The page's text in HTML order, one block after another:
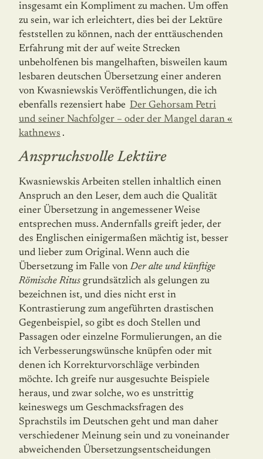
insgesamt ein Kompliment zu machen. Um offen
zu sein, war ich erleichtert, dies bei der Lektüre
feststellen zu können, nach der enttäuschenden
Erfahrung mit der auf weite Strecken
unbeholfenen bis mangelhaften, bisweilen kaum
lesbaren deutschen Übersetzung einer anderen
von Kwasniewskis Veröffentlichungen, die ich
ebenfalls rezensiert habe Der Gehorsam Petri
und seiner Nachfolger – oder der Mangel daran «
kathnews .
Anspruchsvolle Lektüre
Kwasniewskis Arbeiten stellen inhaltlich einen
Anspruch an den Leser, dem auch die Qualität
einer Übersetzung in angemessener Weise
entsprechen muss. Andernfalls greift jeder, der
des Englischen einigermaßen mächtig ist, besser
und lieber zum Original. Wenn auch die
Übersetzung im Falle von Der alte und künftige
Römische Ritus grundsätzlich als gelungen zu
bezeichnen ist, und dies nicht erst in
Kontrastierung zum angeführten drastischen
Gegenbeispiel, so gibt es doch Stellen und
Passagen oder einzelne Formulierungen, an die
ich Verbesserungswünsche knüpfen oder mit
denen ich Korrekturvorschläge verbinden
möchte. Ich greife nur ausgesuchte Beispiele
heraus, und zwar solche, wo es unstrittig
keineswegs um Geschmacksfragen des
Sprachstils im Deutschen geht und man daher
verschiedener Meinung sein und zu voneinander
abweichenden Übersetzungsentscheidungen